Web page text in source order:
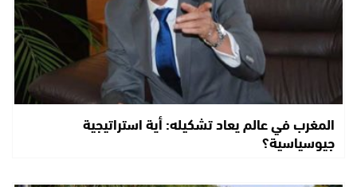
المغرب في عالم يعاد تشكيله: أية استراتيجية
جيوسياسية؟